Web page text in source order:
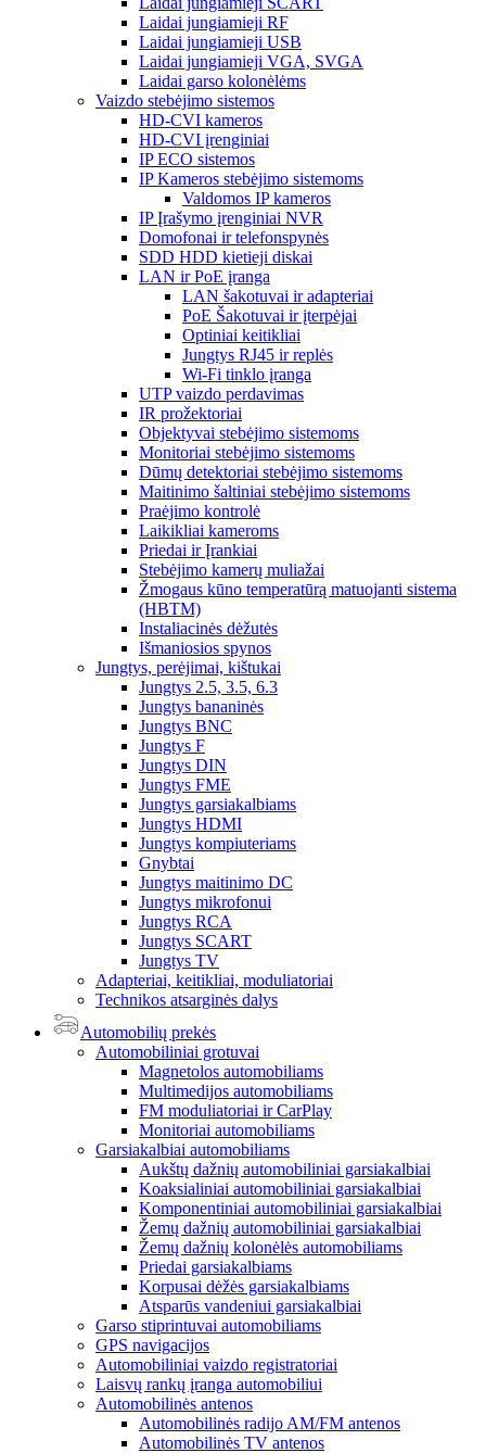
Laidai jungiamieji RF
Laidai jungiamieji USB
Laidai jungiamieji VGA, SVGA
Laidai garso kolonėlėms
Vaizdo stebėjimo sistemos
HD-CVI kameros
HD-CVI įrenginiai
IP ECO sistemos
IP Kameros stebėjimo sistemoms
Valdomos IP kameros
IP Įrašymo įrenginiai NVR
Domofonai ir telefonspynės
SDD HDD kietieji diskai
LAN ir PoE įranga
LAN šakotuvai ir adapteriai
PoE Šakotuvai ir įterpėjai
Optiniai keitikliai
Jungtys RJ45 ir replės
Wi-Fi tinklo įranga
UTP vaizdo perdavimas
IR prožektoriai
Objektyvai stebėjimo sistemoms
Monitoriai stebėjimo sistemoms
Dūmų detektoriai stebėjimo sistemoms
Maitinimo šaltiniai stebėjimo sistemoms
Praėjimo kontrolė
Laikikliai kameroms
Priedai ir Įrankiai
Stebėjimo kamerų muliažai
Žmogaus kūno temperatūrą matuojanti sistema
(HBTM)
Instaliacinės dėžutės
Išmaniosios spynos
Jungtys, perėjimai, kištukai
Jungtys 2.5, 3.5, 6.3
Jungtys bananinės
Jungtys BNC
Jungtys F
Jungtys DIN
Jungtys FME
Jungtys garsiakalbiams
Jungtys HDMI
Jungtys kompiuteriams
Gnybtai
Jungtys maitinimo DC
Jungtys mikrofonui
Jungtys RCA
Jungtys SCART
Jungtys TV
Adapteriai, keitikliai, moduliatoriai
Technikos atsarginės dalys
Automobilių prekės
Automobiliniai grotuvai
Magnetolos automobiliams
Multimedijos automobiliams
FM moduliatoriai ir CarPlay
Monitoriai automobiliams
Garsiakalbiai automobiliams
Aukštų dažnių automobiliniai garsiakalbiai
Koaksialiniai automobiliniai garsiakalbiai
Komponentiniai automobiliniai garsiakalbiai
Žemų dažnių automobiliniai garsiakalbiai
Žemų dažnių kolonėlės automobiliams
Priedai garsiakalbiams
Korpusai dėžės garsiakalbiams
Atsparūs vandeniui garsiakalbiai
Garso stiprintuvai automobiliams
GPS navigacijos
Automobiliniai vaizdo registratoriai
Laisvų rankų įranga automobiliui
Automobilinės antenos
Automobilinės radijo AM/FM antenos
Automobilinės TV antenos